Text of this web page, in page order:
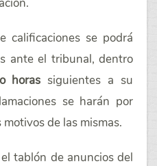
calificaciones se podrá
ante el tribunal, dentro
horas siguientes a su
se harán por
de las mismas.
tablón de anuncios del